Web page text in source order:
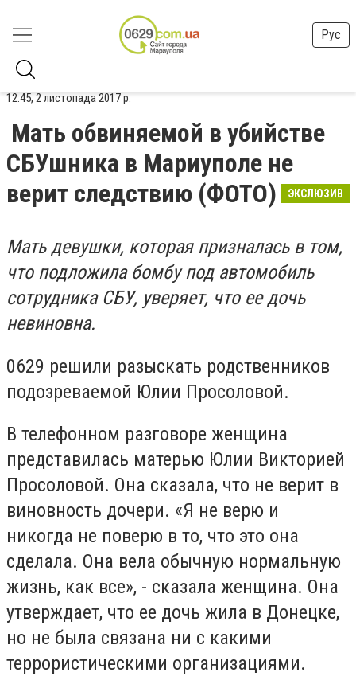
Рус
12:45, 2 листопада 2017 р.
Мать обвиняемой в убийстве
СБУшника в Мариуполе не
верит следствию (ФОТО)
ЭКСЛЮЗИВ
Мать девушки, которая призналась в том,
что подложила бомбу под автомобиль
сотрудника СБУ, уверяет, что ее дочь
невиновна.
0629 решили разыскать родственников
подозреваемой Юлии Просоловой.
В телефонном разговоре женщина
представилась матерью Юлии Викторией
Просоловой. Она сказала, что не верит в
виновность дочери. «Я не верю и
никогда не поверю в то, что это она
сделала. Она вела обычную нормальную
жизнь, как все», - сказала женщина. Она
утверждает, что ее дочь жила в Донецке,
но не была связана ни с какими
террористическими организациями.